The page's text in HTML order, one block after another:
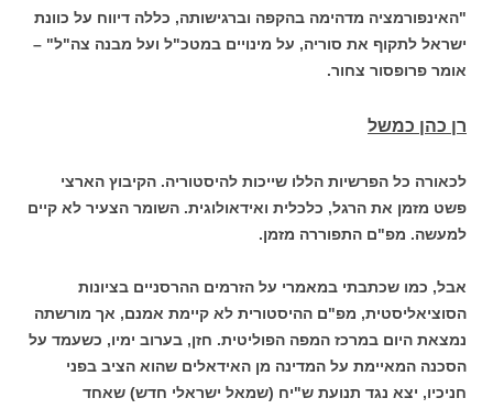
"האינפורמציה מדהימה בהקפה וברגישותה, כללה דיווח על כוונת
ישראל לתקוף את סוריה, על מינויים במטכ"ל ועל מבנה צה"ל" –
אומר פרופסור צחור.
רן כהן כמשל
לכאורה כל הפרשיות הללו שייכות להיסטוריה. הקיבוץ הארצי
פשט מזמן את הרגל, כלכלית ואידאולוגית. השומר הצעיר לא קיים
למעשה. מפ"ם התפוררה מזמן.
אבל, כמו שכתבתי במאמרי על הזרמים ההרסניים בציונות
הסוציאליסטית, מפ"ם ההיסטורית לא קיימת אמנם, אך מורשתה
נמצאת היום במרכז המפה הפוליטית. חזן, בערוב ימיו, כשעמד על
הסכנה המאיימת על המדינה מן האידאלים שהוא הציב בפני
חניכיו, יצא נגד תנועת ש"יח (שמאל ישראלי חדש) שאחד